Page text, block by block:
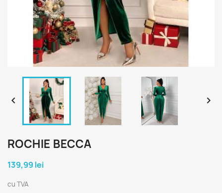
 
ROCHIE BECCA
139,99 lei
cu TVA